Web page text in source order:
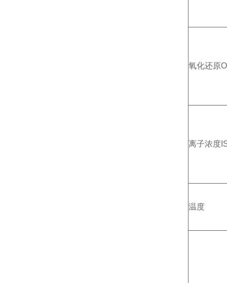
氧化还原
离子浓度
温度